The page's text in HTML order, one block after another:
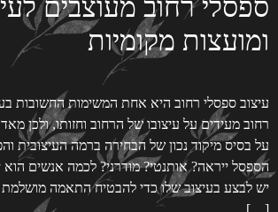
ספסלי רחוב מעוצבים
ומועצות מקומיות
עיצוב ספסלי רחוב היא אחת המשימות החשובות
רחוב מעידים על עיצובו של הרחוב וחזותו, ולכן
על בסיס מיקוד נכון של הבחירה ברמה העיצובית
הספסל ייראה? אותנטי? מודרני? לכמה אנשים הוא
יש לבצע בעיצוב שלו כדי להבטיח התאמה מושלמת
[…]